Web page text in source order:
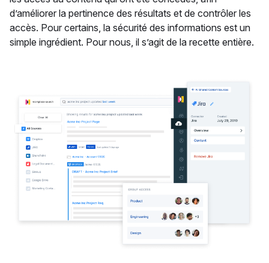
d’améliorer la pertinence des résultats et de contrôler les
accès. Pour certains, la sécurité des informations est un
simple ingrédient. Pour nous, il s’agit de la recette entière.